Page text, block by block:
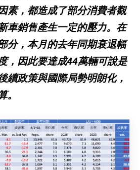
素，都造成了部分消費者觀
車銷售產生一定的壓力。在
分，本月的去年同期衰退幅
，因此要達成44萬輛可說是
續政策與國際局勢明朗化，
。